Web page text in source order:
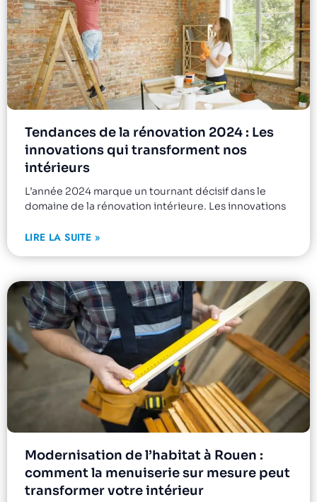
Tendances de la rénovation 2024 : Les
innovations qui transforment nos
intérieurs
L’année 2024 marque un tournant décisif dans le
domaine de la rénovation intérieure. Les innovations
LIRE LA SUITE »
Modernisation de l’habitat à Rouen :
comment la menuiserie sur mesure peut
transformer votre intérieur